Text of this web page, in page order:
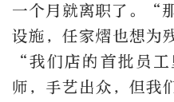
一个月就离职了。“
设施，任家熠也想为
“我们店的首批员
师，手艺出众，但我